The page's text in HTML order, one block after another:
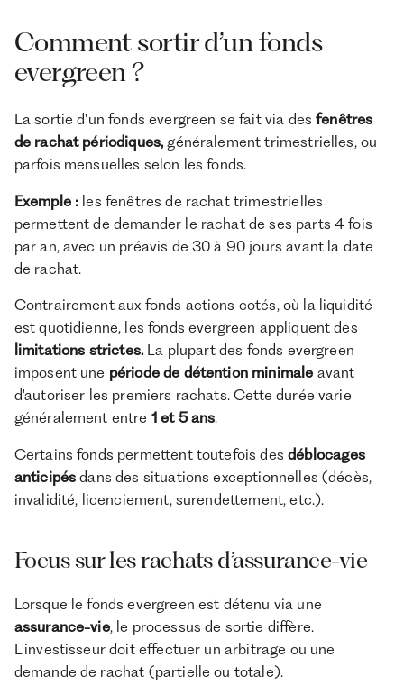
Comment sortir d’un fonds
evergreen ?
La sortie d'un fonds evergreen se fait via desfenêtres
de rachat périodiques, généralement trimestrielles, ou
parfois mensuelles selon les fonds.
Exemple : les fenêtres de rachat trimestrielles
permettent de demander le rachat de ses parts 4 fois
par an, avec un préavis de 30 à 90 jours avant la date
de rachat.
Contrairement aux fonds actions cotés, où la liquidité
est quotidienne, les fonds evergreen appliquent des
limitations strictes. La plupart des fonds evergreen
imposent une période de détention minimale avant
d'autoriser les premiers rachats. Cette durée varie
généralement entre 1 et 5 ans.
Certains fonds permettent toutefois desdéblocages
anticipés dans des situations exceptionnelles (décès,
invalidité, licenciement, surendettement, etc.).
Focus sur les rachats d’assurance-vie
Lorsque le fonds evergreen est détenu via une
assurance-vie, le processus de sortie diffère.
L'investisseur doit effectuer un arbitrage ou une
demande de rachat (partielle ou totale).